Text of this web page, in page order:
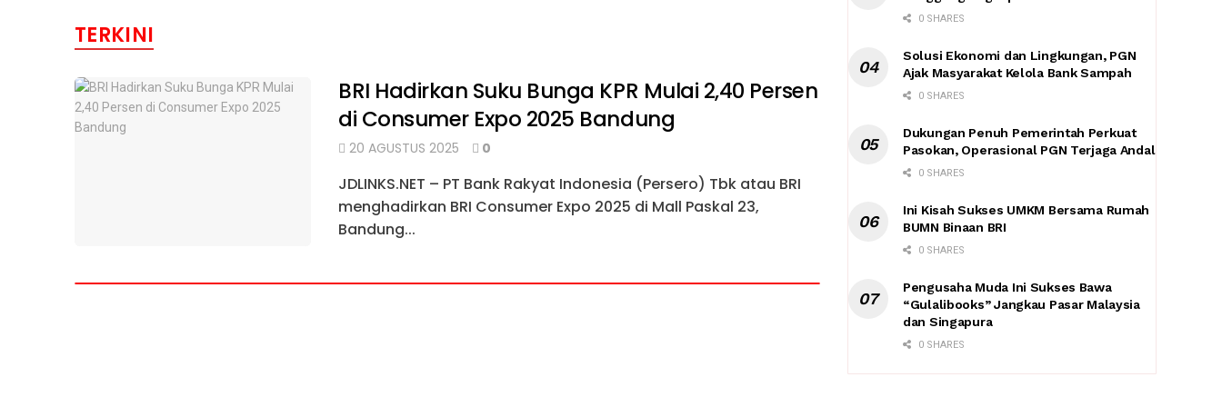
TERKINI
BRI Hadirkan Suku Bunga KPR Mulai 2,40 Persen
di Consumer Expo 2025 Bandung
20 AGUSTUS 2025 0
JDLINKS.NET – PT Bank Rakyat Indonesia (Persero) Tbk atau BRI
menghadirkan BRI Consumer Expo 2025 di Mall Paskal 23,
Bandung...
0 SHARES
Solusi Ekonomi dan Lingkungan, PGN
Ajak Masyarakat Kelola Bank Sampah
0 SHARES
Dukungan Penuh Pemerintah Perkuat
Pasokan, Operasional PGN Terjaga Andal
0 SHARES
Ini Kisah Sukses UMKM Bersama Rumah
BUMN Binaan BRI
0 SHARES
Pengusaha Muda Ini Sukses Bawa
“Gulalibooks” Jangkau Pasar Malaysia
dan Singapura
0 SHARES